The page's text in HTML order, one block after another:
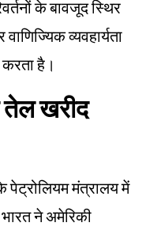
के बावजूद स्थिर
व्यवहार्यता
है।
तेल खरीद
पेट्रोलियम मंत्रालय में
ने अमेरिकी